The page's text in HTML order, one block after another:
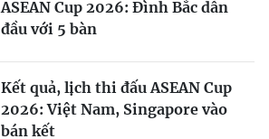
ASEAN Cup 2026: Đình Bắc dẫn
đầu với 5 bàn
Kết quả, lịch thi đấu ASEAN Cup
2026: Việt Nam, Singapore vào
bán kết